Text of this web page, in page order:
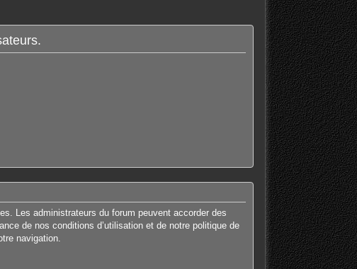
Les administrateurs du forum peuvent accorder des
de nos conditions d’utilisation et de notre politique de
navigation.